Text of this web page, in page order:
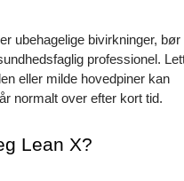
ubehagelige bivirkninger, bør
professionel.
eller milde hovedpiner kan
normalt over efter kort tid.
Lean X?